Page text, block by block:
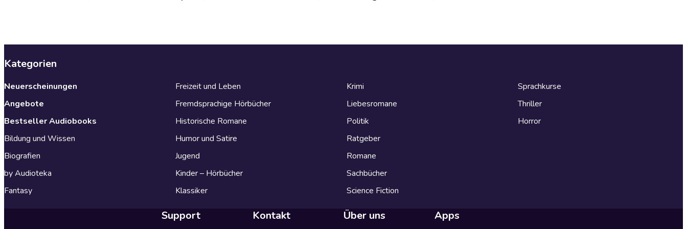
Kategorien
Neuerscheinungen
Angebote
Bestseller Audiobooks
Bildung und Wissen
Biografien
by Audioteka
Fantasy
Freizeit und Leben
Fremdsprachige Hörbücher
Historische Romane
Humor und Satire
Jugend
Kinder – Hörbücher
Klassiker
Krimi
Liebesromane
Politik
Ratgeber
Romane
Sachbücher
Science Fiction
Sprachkurse
Thriller
Horror
Support Kontakt Über uns Apps